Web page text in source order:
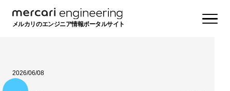
メルカリのエンジニア情報ポータルサイト
2026/06/08